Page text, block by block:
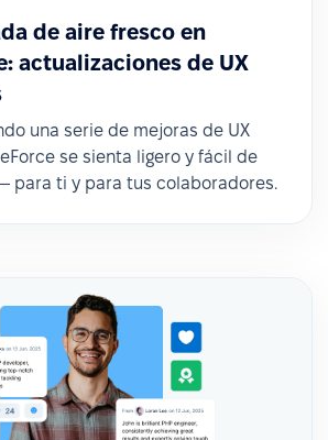
de aire fresco en
actualizaciones de UX
una serie de mejoras de UX
se sienta ligero y fácil de
para ti y para tus colaboradores.